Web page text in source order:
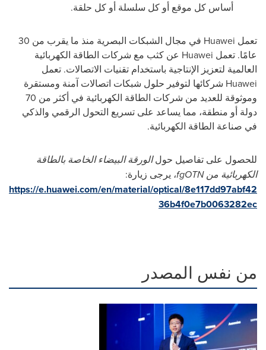
أساس كل موقع أو كل سلسلة أو كل حلقة.
تعمل Huawei
في مجال الشبكات البصرية منذ ما يقرب من 30
عامًا. تعمل Huawei عن كثب مع شركات الطاقة الكهربائية
العالمية لتعزيز الإنتاجية باستخدام تقنيات الاتصالات. تعمل
Huawei شركائها لتوفير حلول شبكات اتصالات آمنة ومستقرة
وموثوقة للعديد من شركات الطاقة الكهربائية في أكثر من 70
دولة أو منطقة، مما يساعد على تسريع التحول الرقمي والذكي
في صناعة الطاقة الكهربائية.
للحصول على تفاصيل حولالورقة البيضاء الخاصة بالطاقة
الكهربائية منfgOTN، يرجى زيارة:
https://e.huawei.com/en/material/optical/8e117dd97abf42
36b4f0e7b0063282ec
من نفس المصدر